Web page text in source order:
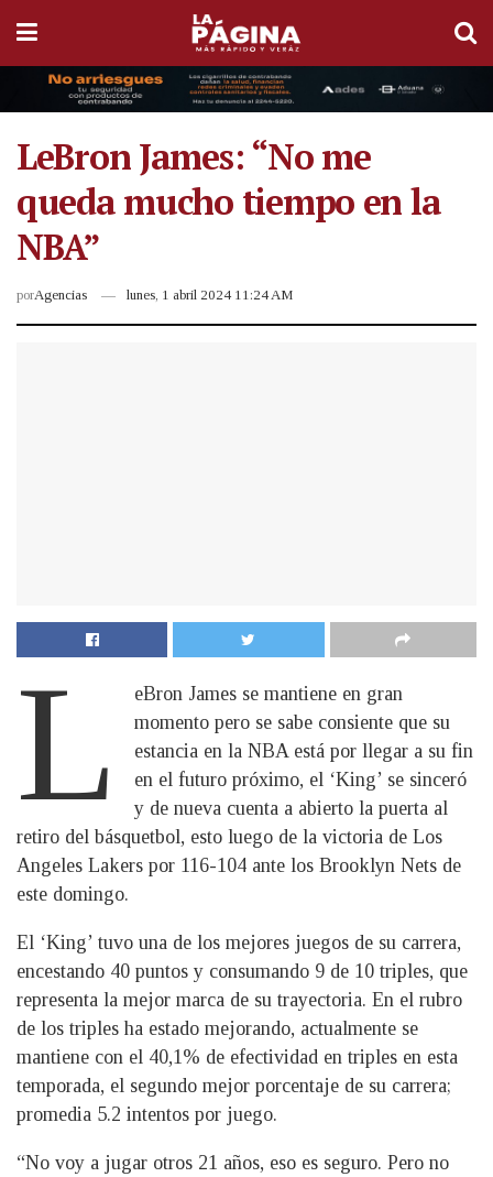
LeBron James: “No me
queda mucho tiempo en la
NBA”
porAgencias lunes, 1 abril 2024 11:24 AM
L
eBron James se mantiene en gran
momento pero se sabe consiente que su
estancia en la NBA está por llegar a su fin
en el futuro próximo, el ‘King’ se sinceró
y de nueva cuenta a abierto la puerta al
retiro del básquetbol, esto luego de la victoria de Los
Angeles Lakers por 116-104 ante los Brooklyn Nets de
este domingo.
El ‘King’ tuvo una de los mejores juegos de su carrera,
encestando 40 puntos y consumando 9 de 10 triples, que
representa la mejor marca de su trayectoria. En el rubro
de los triples ha estado mejorando, actualmente se
mantiene con el 40,1% de efectividad en triples en esta
temporada, el segundo mejor porcentaje de su carrera;
promedia 5.2 intentos por juego.
“No voy a jugar otros 21 años, eso es seguro. Pero no